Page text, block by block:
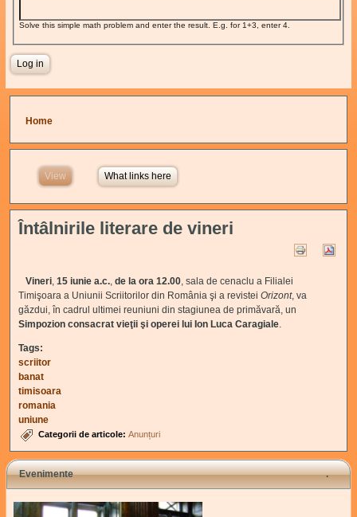
Solve this simple math problem and enter the result. E.g. for 1+3, enter 4.
You are here
Home
View (active tab)What links here
Întâlnirile literare de vineri
Vineri,15 iunie a.c.,de la ora 12.00, sala de cenaclu a Filialei
Timişoara a Uniunii Scriitorilor din România şi a revisteiOrizont, va
găzdui, în cadrul ultimei reuniuni din stagiunea de primăvară, un
Simpozion consacrat vieţii şi operei lui Ion Luca Caragiale.
Tags:
scriitor
banat
timisoara
romania
uniune
Categorii de articole:Anunțuri
Evenimente